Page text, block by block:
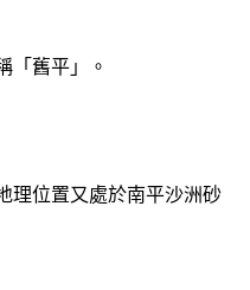
「舊平」。
理位置又處於南平沙洲砂